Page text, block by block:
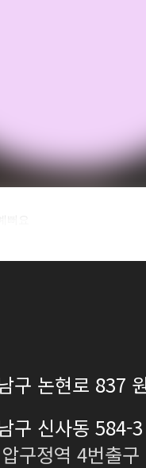
구 논현로 837
구 신사동 584-
구정역 4번출